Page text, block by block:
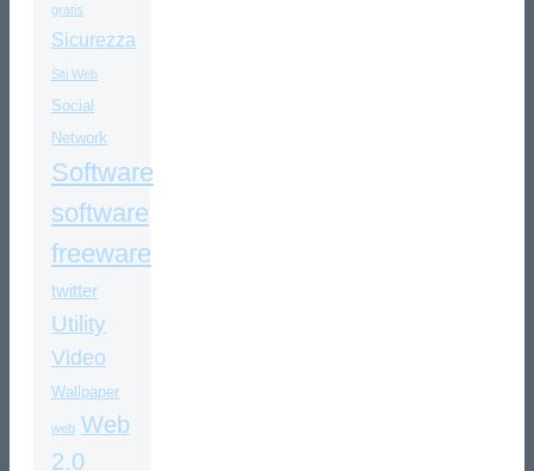
gratis
Sicurezza
Siti Web
Social
Network
Software
software
freeware
twitter
Utility
Video
Wallpaper
web Web
2.0